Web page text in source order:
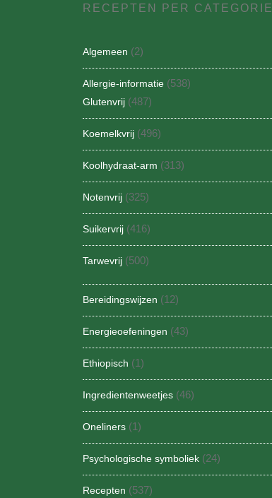
RECEPTEN PER CATEGORIE
Algemeen (2)
Allergie-informatie (538)
Glutenvrij (487)
Koemelkvrij (496)
Koolhydraat-arm (313)
Notenvrij (325)
Suikervrij (416)
Tarwevrij (500)
Bereidingswijzen (12)
Energieoefeningen (43)
Ethiopisch (1)
Ingredientenweetjes (46)
Oneliners (1)
Psychologische symboliek (24)
Recepten (537)